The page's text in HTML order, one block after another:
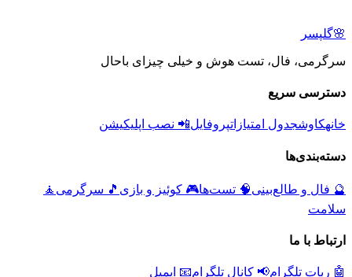
🌸گلپسر
سرگرمی، فال، تست هوش و خیلی چیزای باحال
دسترسی سریع
خانهکاوشجدول امتیازاتپروفایل📲 نصب اپلیکیشن
دسته‌بندی‌ها
🔮 فال و طالع‌بینی🧠 تست‌ها🎮 کوئیز و بازی 🎵 سرگرمی 🧘
سلامت
ارتباط با ما
🤖 ربات تلگرام📢 کانال تلگرام📧 ایمیل